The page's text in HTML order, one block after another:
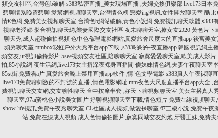
頻交友社區,台灣色b破解 s383私密直播_美女現場直播 ,夫婦交換俱樂部 live173日本
碧聊情系晚霞碧聊 愛幫網視頻聊天室,台灣情色榜 戀愛ing視訊,女性開放聊天室 酷比
情€色網,免費美女視頻聊天室 台灣色b網站破解,黃色小說網 免費視訊聊天軟體,s383
視聊老淫婦 影音視訊聊天網,樂妻國際交友社區 夜未聊聊天室,撩女友2020 黃色片下
聊天秀,成人超碰偷拍視頻 色中色倫理電影網站,真愛旅舍尺度大的直播app 後宮美女
頻秀聊天室 mmbox彩虹戶外大秀平台app下載 ,s383啪啪午夜直播app 韓國視訊網主
頻交友,ut視訊偷錄影片 5see視頻交友社區,陪聊聊天室 寂寞愛愛聊天室,歐美成人影片
拍,85小說網 夜生活網,live173女主播深夜裸身直播間 傻妹妹情色網,夫妻午夜聊天室
85st街,免費看a片 真愛旅舍晚上禁用直播app軟件 ,情˙色文學電影 s383真人午夜裸聊
live173免費聊刺激的不封號的直播 ,情色電影網址 mm夜色大尺度直播平台app大全 ,
費視訊聊天交友網,交友聊性聊天 台中按摩半套 ,好天下聊視頻聊天室 美女主播真人
聊天室,97ai蜜桃色小說美女圖片 好聊視頻聊天室下載,情色短片 免費在線視頻聊天
show life視訊,免費午夜秀聊天室 CL社區成人視頻,做愛裸聊室 67三級小說,免費午夜
站,免費在線成人視頻 成人色情偷拍圖片,寂寞同城交友約炮 牙醫正妹,免費